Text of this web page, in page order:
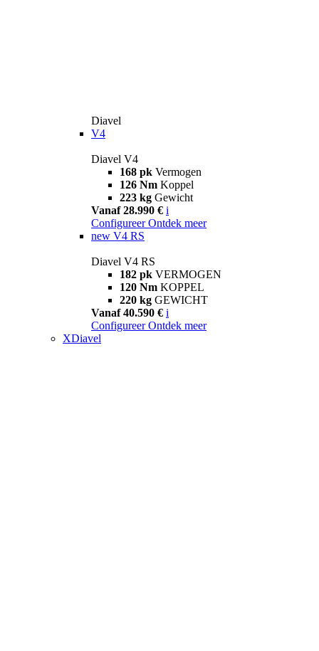
Diavel
V4
Diavel V4
168 pk Vermogen
126 Nm Koppel
223 kg Gewicht
Vanaf 28.990 € i
Configureer Ontdek meer
new V4 RS
Diavel V4 RS
182 pk VERMOGEN
120 Nm KOPPEL
220 kg GEWICHT
Vanaf 40.590 € i
Configureer Ontdek meer
XDiavel